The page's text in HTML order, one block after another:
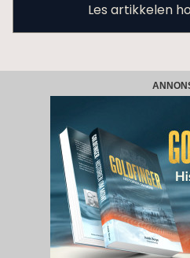
Les artikkelen